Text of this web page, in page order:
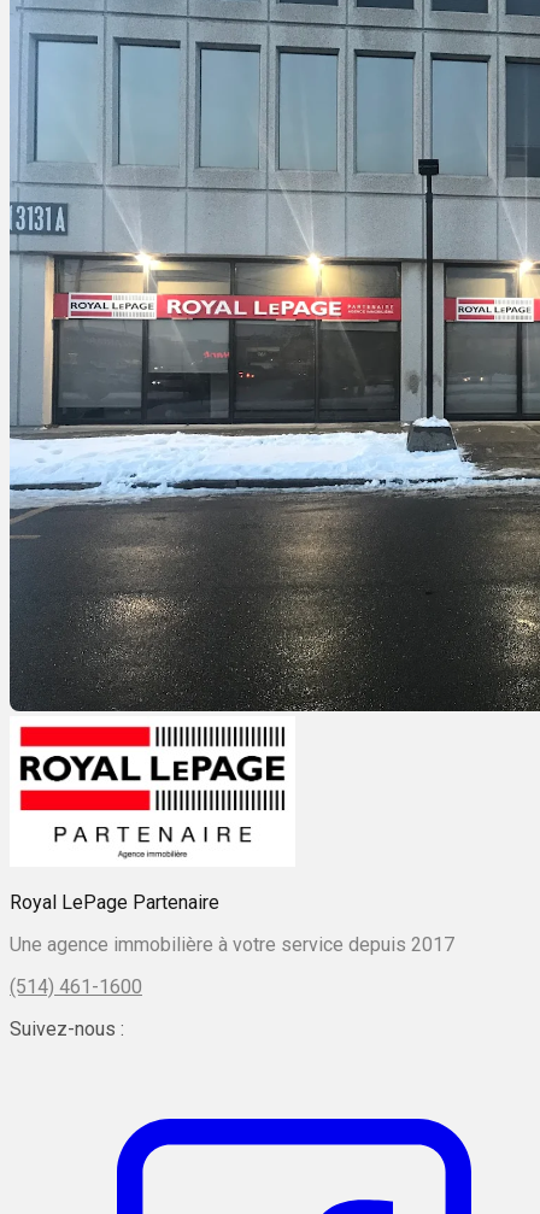
Royal LePage Partenaire
Une agence immobilière à votre service depuis 2017
(514) 461-1600
Suivez-nous :